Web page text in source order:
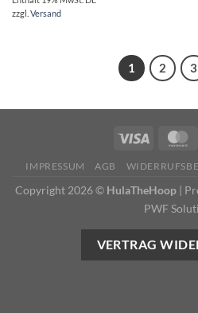
zzgl. Versand
1 2 3
IMPRESSUM AGB
Copyright 2026 © HulaTheHoop|
PWF
VERTRAG